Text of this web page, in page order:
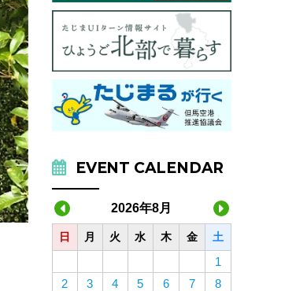
EVENT CALENDAR
2026年8月
日 月 火 水 木 金 土
1
2
3 4 5 6 7
8